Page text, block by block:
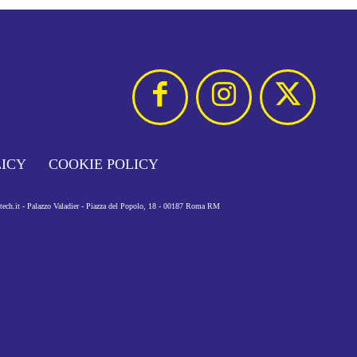
COOKIE POLICY
- Palazzo Valadier - Piazza del Popolo, 18 - 00187 Roma RM